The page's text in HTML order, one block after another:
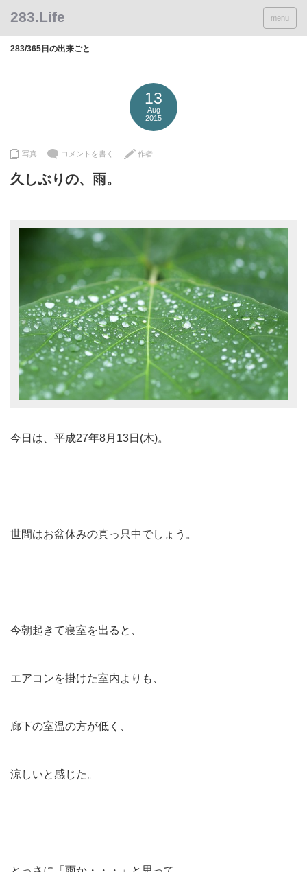
menu
283/365日の出来ごと
13
Aug
2015
写真 コメントを書く 作者
久しぶりの、雨。
今日は、平成27年8月13日(木)。
世間はお盆休みの真っ只中でしょう。
今朝起きて寝室を出ると、
エアコンを掛けた室内よりも、
廊下の室温の方が低く、
涼しいと感じた。